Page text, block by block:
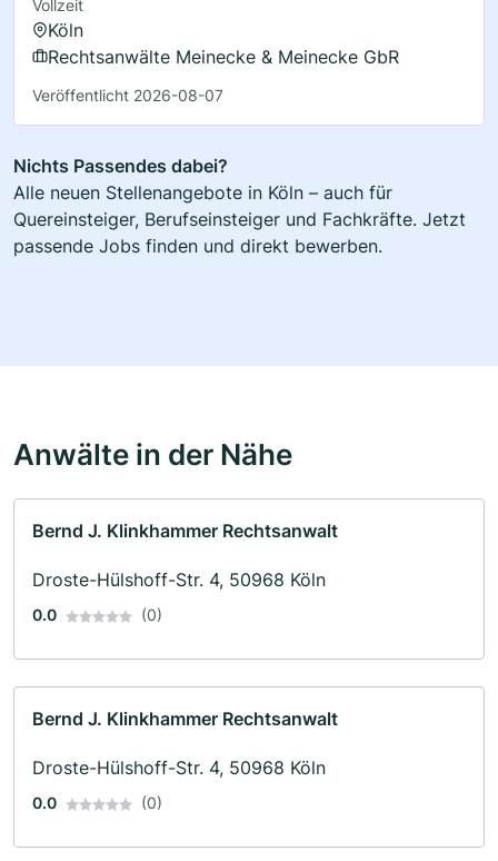
Vollzeit
Köln
Rechtsanwälte Meinecke & Meinecke GbR
Veröffentlicht 2026-08-07
Nichts Passendes dabei?
Alle neuen Stellenangebote in Köln – auch für
Quereinsteiger, Berufseinsteiger und Fachkräfte. Jetzt
passende Jobs finden und direkt bewerben.
Anwälte in der Nähe
Bernd J. Klinkhammer Rechtsanwalt
Droste-Hülshoff-Str. 4, 50968 Köln
0.0 (0)
Bernd J. Klinkhammer Rechtsanwalt
Droste-Hülshoff-Str. 4, 50968 Köln
0.0 (0)